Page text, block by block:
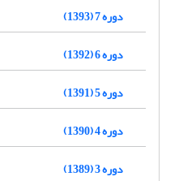
دوره 7 (1393)
دوره 6 (1392)
دوره 5 (1391)
دوره 4 (1390)
دوره 3 (1389)